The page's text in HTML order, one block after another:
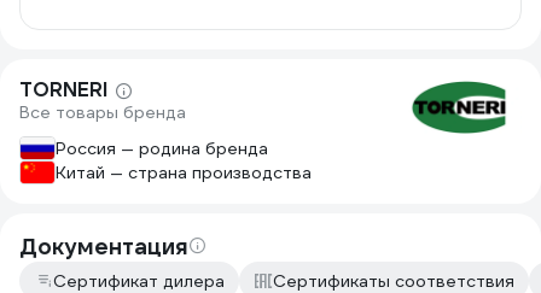
TORNERI
Все товары бренда
Россия — родина бренда
Китай — страна производства
Документация
Сертификат дилера Сертификаты соответствия